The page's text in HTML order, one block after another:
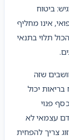
ביטוח
אינו מחליף
תלוי בתנאי
שזה
יכול
פנוי
עצמאי לא
צריך להפחית